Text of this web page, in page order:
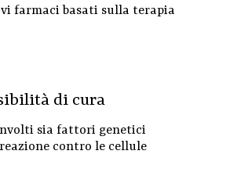
farmaci basati sulla terapia
di cura
sia fattori genetici
contro le cellule